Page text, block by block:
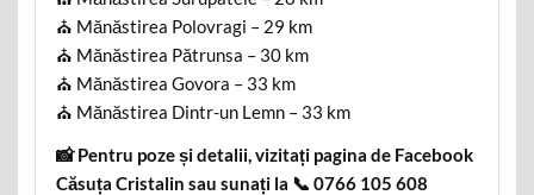
⛪ Mănăstirea Polovragi – 29 km
⛪ Mănăstirea Pătrunsa – 30 km
⛪ Mănăstirea Govora – 33 km
⛪ Mănăstirea Dintr-un Lemn – 33 km
📸 Pentru poze și detalii, vizitați pagina de Facebook
Căsuța Cristalin sau sunați la 📞 0766 105 608